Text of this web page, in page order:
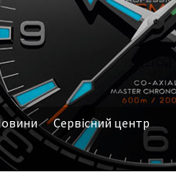
Сервісний центр